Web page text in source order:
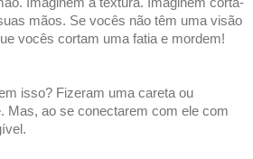
Imaginem a textura. Imaginem cortá-
mãos. Se vocês não têm uma visão
vocês cortam uma fatia e mordem!
isso? Fizeram uma careta ou
Mas, ao se conectarem com ele com